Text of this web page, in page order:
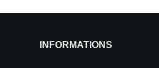
INFORMATIONS